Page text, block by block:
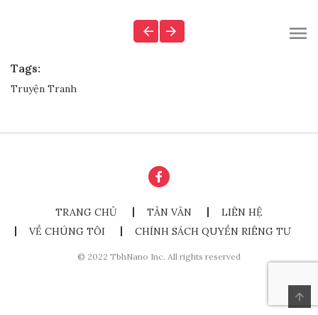
Tags:
Truyện Tranh
TRANG CHỦ TẢN VĂN
LIÊN HỆ
VỀ CHÚNG TÔI
CHÍNH SÁCH QUYỀN RIÊNG TƯ
© 2022 TbhNano Inc. All rights reserved